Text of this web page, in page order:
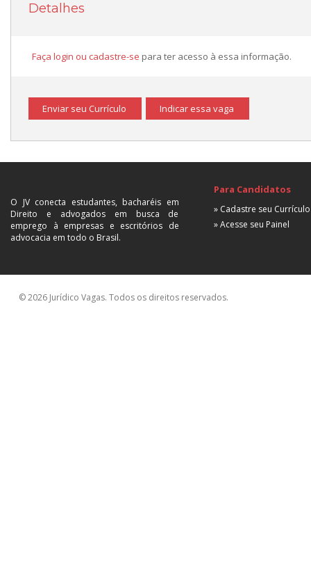
Detalhes
Faça login ou cadastre-se para ter acesso à essa informação.
Enviar seu Currículo Indicar essa vaga
O JV conecta estudantes, bacharéis em
Direito e advogados em busca de
emprego à empresas e escritórios de
advocacia em todo o Brasil.
Para Candidatos
» Cadastre seu Currículo
» Acesse seu Painel
© 2026 Jurídico Vagas. Todos os direitos reservados.